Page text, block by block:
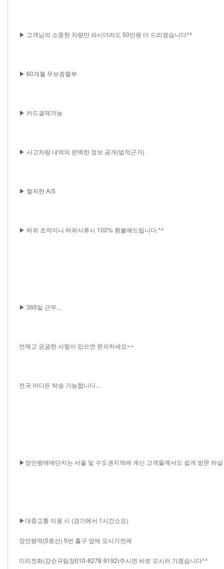
▶ 고객님의 소중한 차량만 파시더라도 50만원 더 드리겠습니다^^
▶ 60개월 무보증할부
▶ 카드결제가능
▶ 사고차량 내역의 완벽한 정보 공개(법적근거)
▶ 철저한 A/S
▶ 허위 조작이나 허위서류시 100% 환불해드립니다.^^
▶ 365일 근무...
언제고 궁굼한 사항이 있으면 문의하세요~~
전국 어디든 탁송 가능합니다...
▶장안평매매단지는 서울 및 수도권지역에 계신 고객들께서도 쉽게 방문 하
▶대중교통 이용 시 (경기에서 1시간소요)
장안평역(5호선) 5번 출구 앞에 오시기전에
미리전화(강순규팀장010-8278-9192)주시면 바로 모시러 가겠습니다^^